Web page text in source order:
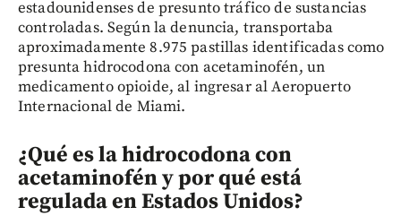
estadounidenses de presunto tráfico de sustancias
controladas. Según la denuncia, transportaba
aproximadamente 8.975 pastillas identificadas como
presunta hidrocodona con acetaminofén, un
medicamento opioide, al ingresar al Aeropuerto
Internacional de Miami.
¿Qué es la hidrocodona con
acetaminofén y por qué está
regulada en Estados Unidos?